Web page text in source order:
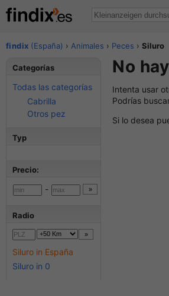
findix (España) › Animales › Peces ›Siluro
No
Intenta usar
Podrías
Si lo desea
Categorías
Todas las categorías
Cabrilla
Otros pez
Typ
Precio:
-
Radio
Siluro in España
Siluro in 0